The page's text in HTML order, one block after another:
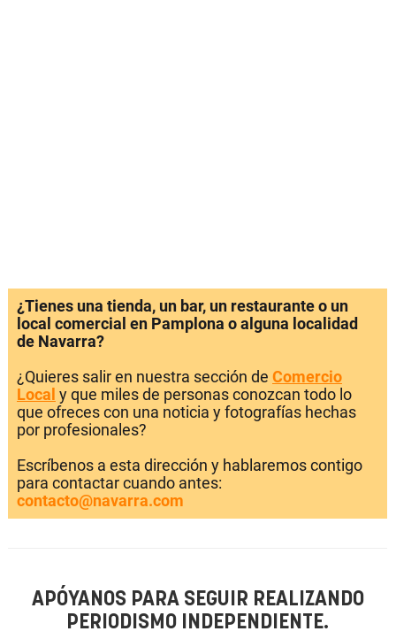
¿Tienes una tienda, un bar, un restaurante o un
local comercial en Pamplona o alguna localidad
de Navarra?
¿Quieres salir en nuestra sección de Comercio
Local y que miles de personas conozcan todo lo
que ofreces con una noticia y fotografías hechas
por profesionales?
Escríbenos a esta dirección y hablaremos contigo
para contactar cuando antes:
contacto@navarra.com
APÓYANOS PARA SEGUIR REALIZANDO
PERIODISMO INDEPENDIENTE.